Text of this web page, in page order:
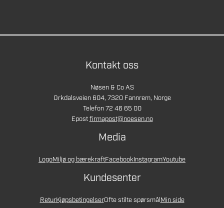
Kontakt oss
Nøsen & Co AS
Orkdalsveien 604, 7320 Fannrem, Norge
Telefon 72 46 65 00
Epostfirmapost@noesen.no
Media
LogoMiljø og bærekraftFacebookInstagramYoutube
Kundesenter
ReturKjøpsbetingelserOfte stilte spørsmålMin side